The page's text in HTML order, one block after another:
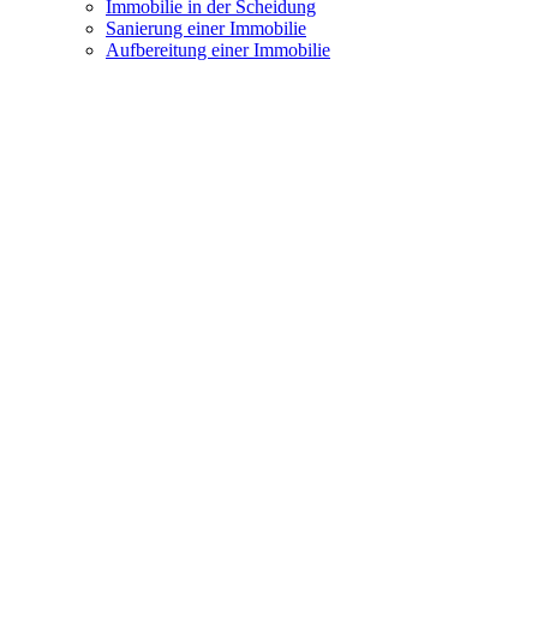
Immobilie in der Scheidung
Sanierung einer Immobilie
Aufbereitung einer Immobilie